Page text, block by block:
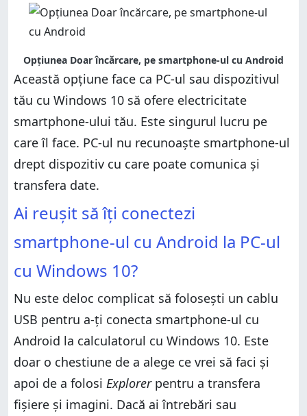
Opțiunea Doar încărcare, pe smartphone-ul cu Android
Această opțiune face ca PC-ul sau dispozitivul
tău cu Windows 10 să ofere electricitate
smartphone-ului tău. Este singurul lucru pe
care îl face. PC-ul nu recunoaște smartphone-ul
drept dispozitiv cu care poate comunica și
transfera date.
Ai reușit să îți conectezi
smartphone-ul cu Android la PC-ul
cu Windows 10?
Nu este deloc complicat să folosești un cablu
USB pentru a-ți conecta smartphone-ul cu
Android la calculatorul cu Windows 10. Este
doar o chestiune de a alege ce vrei să faci și
apoi de a folosi Explorerpentru a transfera
fișiere și imagini. Dacă ai întrebări sau